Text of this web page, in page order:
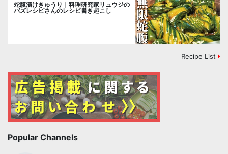
蛇腹漬けきゅうり｜料理研究家リュウジの
バズレシピさんのレシピ書き起こし
Recipe List
Popular Channels